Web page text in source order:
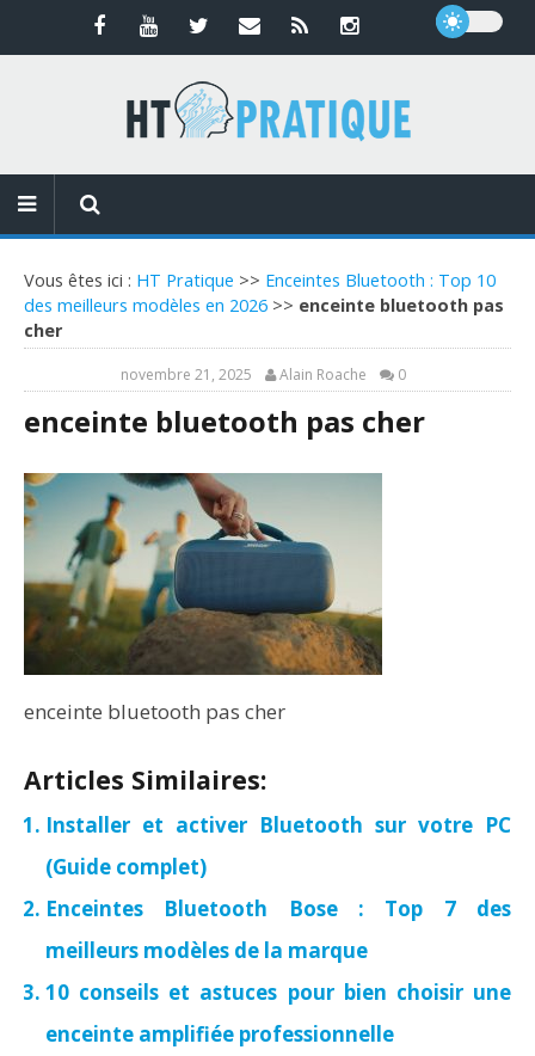
Vous êtes ici : HT Pratique >> Enceintes Bluetooth : Top 10
des meilleurs modèles en 2026 >> enceinte bluetooth pas
cher
novembre 21, 2025 Alain Roache 0
enceinte bluetooth pas cher
enceinte bluetooth pas cher
Articles Similaires:
Installer et activer Bluetooth sur votre PC
(Guide complet)
Enceintes Bluetooth Bose : Top 7 des
meilleurs modèles de la marque
10 conseils et astuces pour bien choisir une
enceinte amplifiée professionnelle